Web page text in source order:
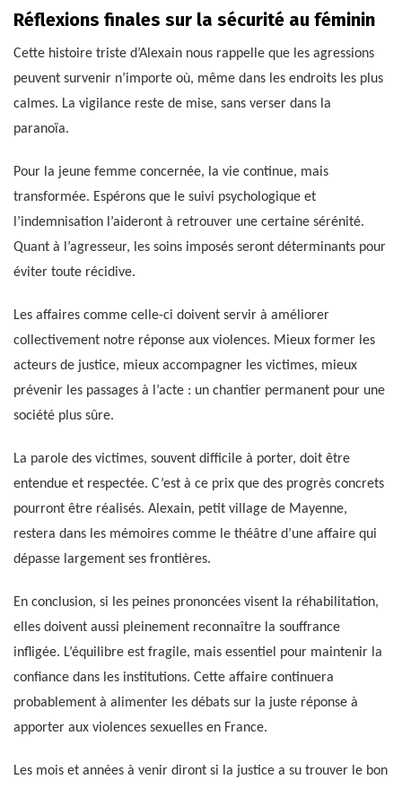
Réflexions finales sur la sécurité au féminin
Cette histoire triste d’Alexain nous rappelle que les agressions
peuvent survenir n’importe où, même dans les endroits les plus
calmes. La vigilance reste de mise, sans verser dans la
paranoïa.
Pour la jeune femme concernée, la vie continue, mais
transformée. Espérons que le suivi psychologique et
l’indemnisation l’aideront à retrouver une certaine sérénité.
Quant à l’agresseur, les soins imposés seront déterminants pour
éviter toute récidive.
Les affaires comme celle-ci doivent servir à améliorer
collectivement notre réponse aux violences. Mieux former les
acteurs de justice, mieux accompagner les victimes, mieux
prévenir les passages à l’acte : un chantier permanent pour une
société plus sûre.
La parole des victimes, souvent difficile à porter, doit être
entendue et respectée. C’est à ce prix que des progrès concrets
pourront être réalisés. Alexain, petit village de Mayenne,
restera dans les mémoires comme le théâtre d’une affaire qui
dépasse largement ses frontières.
En conclusion, si les peines prononcées visent la réhabilitation,
elles doivent aussi pleinement reconnaître la souffrance
infligée. L’équilibre est fragile, mais essentiel pour maintenir la
confiance dans les institutions. Cette affaire continuera
probablement à alimenter les débats sur la juste réponse à
apporter aux violences sexuelles en France.
Les mois et années à venir diront si la justice a su trouver le bon